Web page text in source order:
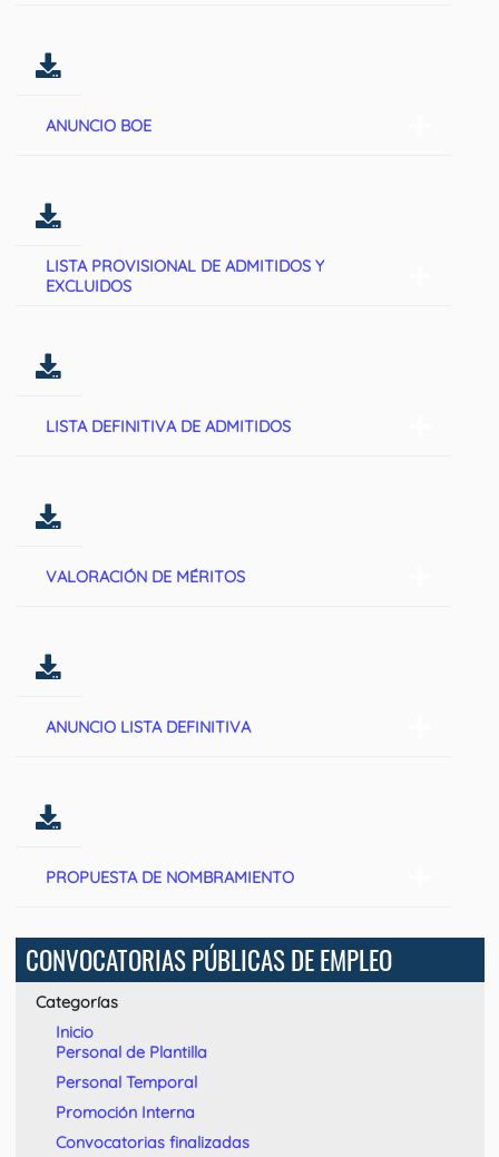
ANUNCIO BOE
LISTA PROVISIONAL DE ADMITIDOS Y
EXCLUIDOS
LISTA DEFINITIVA DE ADMITIDOS
VALORACIÓN DE MÉRITOS
ANUNCIO LISTA DEFINITIVA
PROPUESTA DE NOMBRAMIENTO
CONVOCATORIAS PÚBLICAS DE EMPLEO
Categorías
Inicio
Personal de Plantilla
Personal Temporal
Promoción Interna
Convocatorias finalizadas